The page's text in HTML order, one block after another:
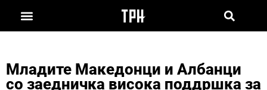
Младите Македонци и Албанци
со заедничка висока поддршка за